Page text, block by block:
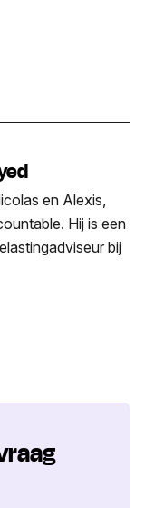
en Alexis,
Hij is een
bij